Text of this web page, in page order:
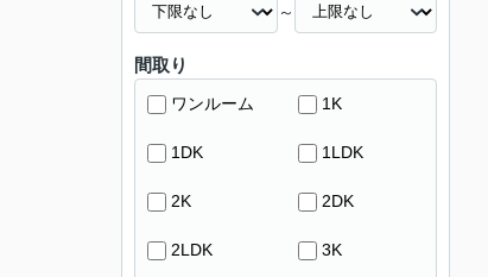
～
間取り
ワンルーム 1K
1DK 1LDK
2K 2DK
2LDK 3K